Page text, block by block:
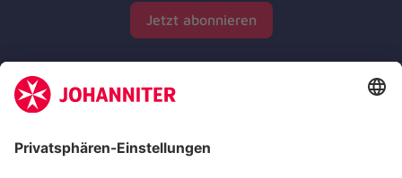
Jetzt abonnieren
Zertifizierung der Johanniter-Unfall-Hilfe e.V.